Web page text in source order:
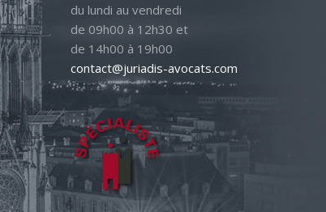
du lundi au vendredi
de 09h00 à 12h30 et
de 14h00 à 19h00
contact@juriadis-avocats.com